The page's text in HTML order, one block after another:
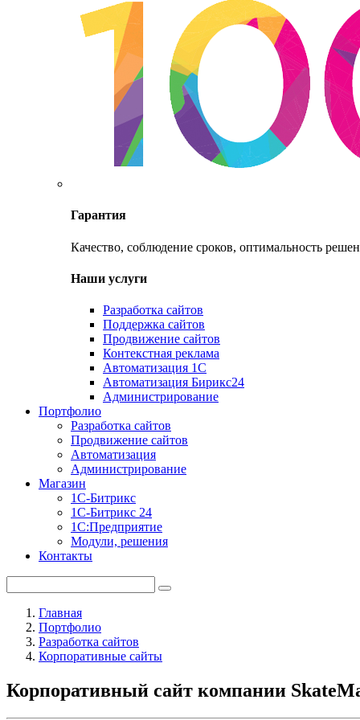
Гарантия
Качество, соблюдение сроков, оптимальность
Наши услуги
Разработка сайтов
Поддержка сайтов
Продвижение сайтов
Контекстная реклама
Автоматизация 1С
Автоматизация Бирикс24
Администрирование
Портфолио
Разработка сайтов
Продвижение сайтов
Автоматизация
Администрирование
Магазин
1С-Битрикс
1С-Битрикс 24
1С:Предприятие
Модули, решения
Контакты
Главная
Портфолио
Разработка сайтов
Корпоративные сайты
Корпоративный сайт компании